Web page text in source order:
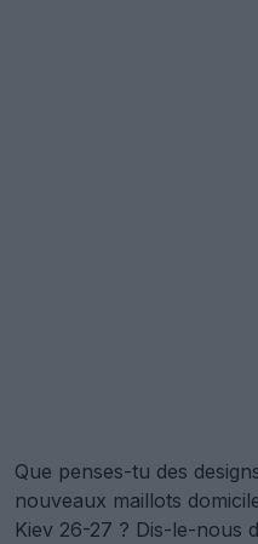
Que penses-tu des
nouveaux maillots
Kiev 26-27 ? Dis-le-nous